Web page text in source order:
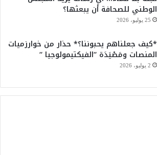
الوطني للصحافة أن يبعثها؟
25 يوليو، 2026
*كيف جعلناهم يحبوننا؟* حذار من خوارزميات
المنصات ومَصْيَدَة “الفيكتيمولوجيا “
2 يوليو، 2026